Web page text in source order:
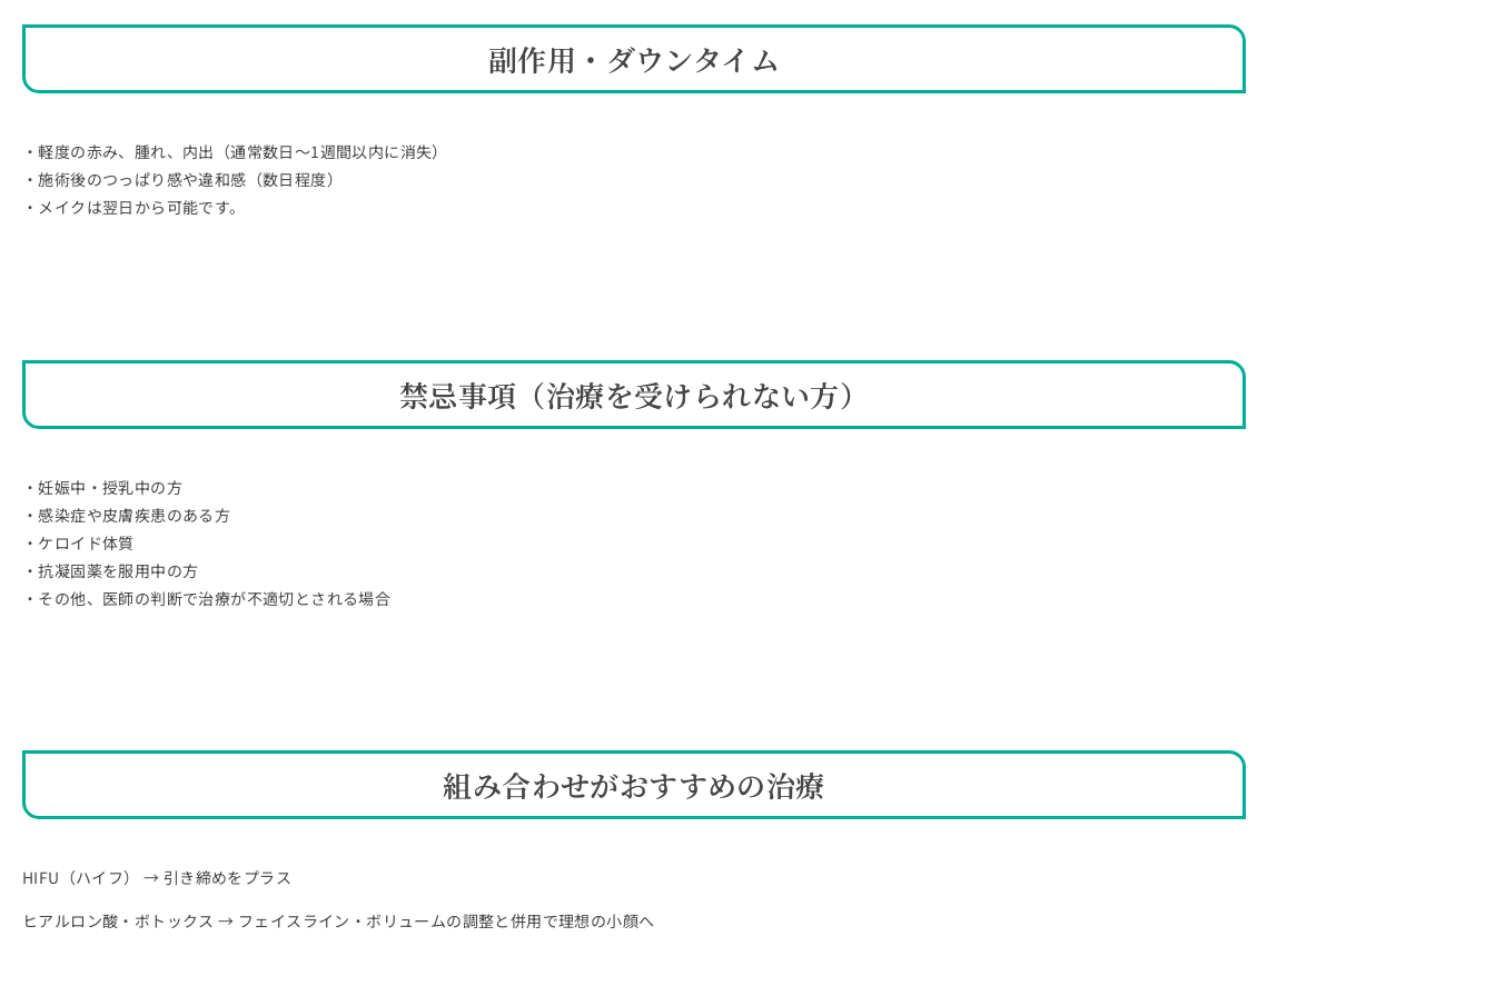
副作用・ダウンタイム
・軽度の赤み、腫れ、内出（通常数日～1週間以内に消失）
・施術後のつっぱり感や違和感（数日程度）
・メイクは翌日から可能です。
禁忌事項（治療を受けられない方）
・妊娠中・授乳中の方
・感染症や皮膚疾患のある方
・ケロイド体質
・抗凝固薬を服用中の方
・その他、医師の判断で治療が不適切とされる場合
組み合わせがおすすめの治療
HIFU（ハイフ） → 引き締めをプラス
ヒアルロン酸・ボトックス → フェイスライン・ボリュームの調整と併用で理想の小顔へ